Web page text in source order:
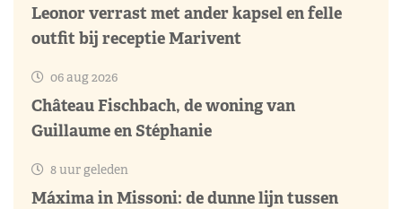
Leonor verrast met ander kapsel en felle
outfit bij receptie Marivent
06 aug 2026
Château Fischbach, de woning van
Guillaume en Stéphanie
8 uur geleden
Máxima in Missoni: de dunne lijn tussen